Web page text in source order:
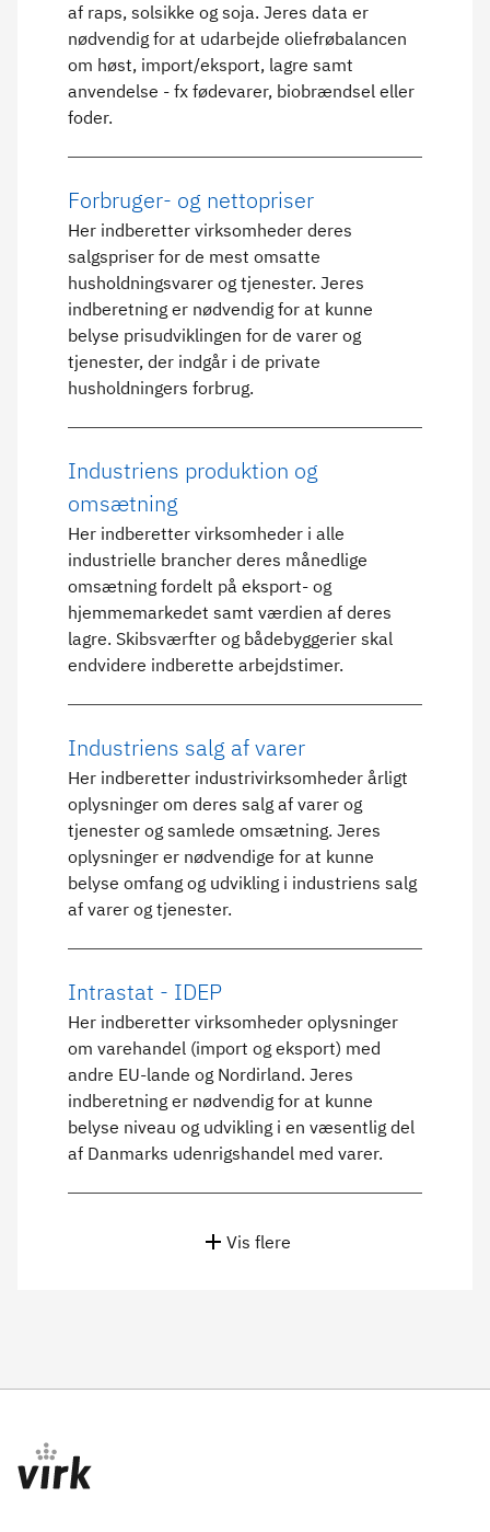
af raps, solsikke og soja. Jeres data er
nødvendig for at udarbejde oliefrøbalancen
om høst, import/eksport, lagre samt
anvendelse - fx fødevarer, biobrændsel eller
foder.
Forbruger- og nettopriser
Her indberetter virksomheder deres
salgspriser for de mest omsatte
husholdningsvarer og tjenester. Jeres
indberetning er nødvendig for at kunne
belyse prisudviklingen for de varer og
tjenester, der indgår i de private
husholdningers forbrug.
Industriens produktion og
omsætning
Her indberetter virksomheder i alle
industrielle brancher deres månedlige
omsætning fordelt på eksport- og
hjemmemarkedet samt værdien af deres
lagre. Skibsværfter og bådebyggerier skal
endvidere indberette arbejdstimer.
Industriens salg af varer
Her indberetter industrivirksomheder årligt
oplysninger om deres salg af varer og
tjenester og samlede omsætning. Jeres
oplysninger er nødvendige for at kunne
belyse omfang og udvikling i industriens salg
af varer og tjenester.
Intrastat - IDEP
Her indberetter virksomheder oplysninger
om varehandel (import og eksport) med
andre EU-lande og Nordirland. Jeres
indberetning er nødvendig for at kunne
belyse niveau og udvikling i en væsentlig del
af Danmarks udenrigshandel med varer.
Vis flere